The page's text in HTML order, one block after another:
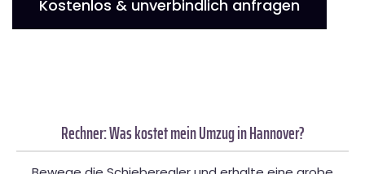
Kostenlos & unverbindlich anfragen
Rechner: Was kostet mein Umzug in Hannover?